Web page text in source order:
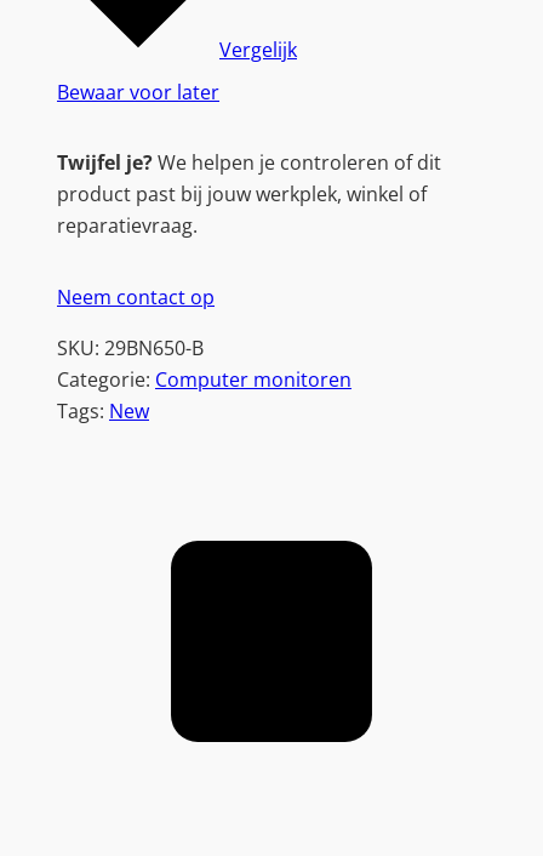
Bewaar voor later
Vergelijk
Twijfel je?We helpen je controleren of dit
product past bij jouw werkplek, winkel of
reparatievraag.
Neem contact op
SKU: 29BN650-B
Categorie: Computer monitoren
Tags: New